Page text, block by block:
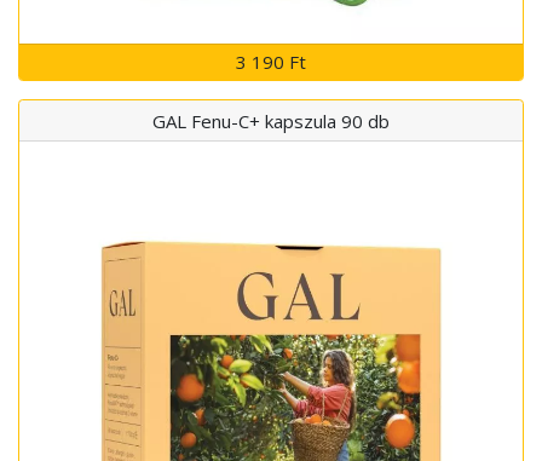
3 190 Ft
GAL Fenu-C+ kapszula 90 db